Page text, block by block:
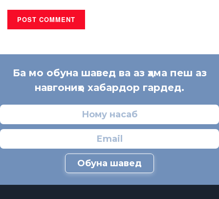
Ба мо обуна шавед ва аз ҳама пеш аз
навгониҳо хабардор гардед.
Обуна шавед